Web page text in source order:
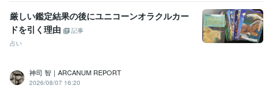
励まし力:16年
得意分野
占い 恋愛♡片想い、両思い、相手の気持ち、未来
運命の人♡出会い
運鑑定
仕事
両思い 運命の人
占い アチューンメント
厳しい鑑定結果の後にユニコーンオラクルカー
ドを引く理由
記事
占い
神司 智｜ARCANUM REPORT
2026/08/07 16:20